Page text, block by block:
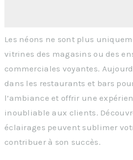
Les néons ne sont plus
vitrines des magasins ou des
commerciales voyantes.
dans les restaurants et bars
l’ambiance et offrir une
inoubliable aux clients.
éclairages peuvent sublimer
contribuer à son succès.